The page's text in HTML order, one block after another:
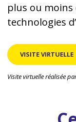
plus ou moins
technologies
VISITE VIRTUELLE
Visite virtuelle réalisée